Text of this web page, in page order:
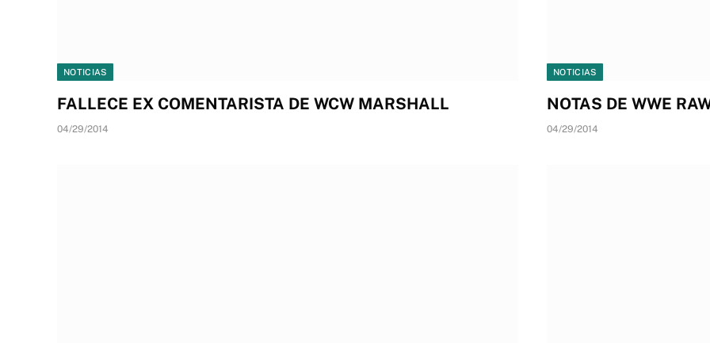
NOTICIAS
FALLECE EX COMENTARISTA DE WCW MARSHALL
04/29/2014
NOTICIAS
NOTAS DE WWE
04/29/2014